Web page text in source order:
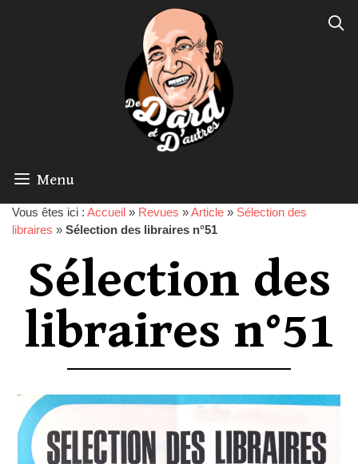
Menu
Vous êtes ici : Accueil » Revues »Article » Sélection des
libraires » Sélection des libraires n°51
Sélection des
libraires n°51